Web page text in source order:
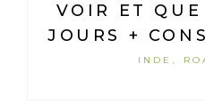
VOIR ET
JOURS +
INDE ,